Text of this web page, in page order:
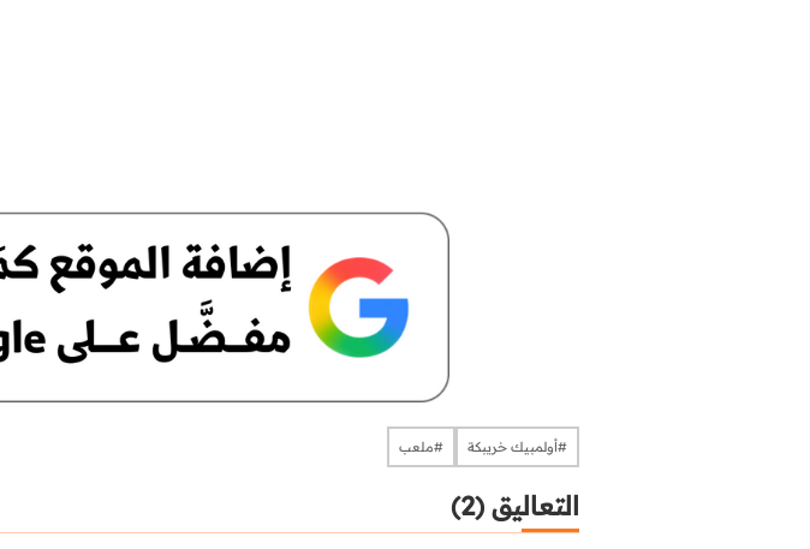
​​​​​​​​#أولمبيك خريبكة #ملعب
التعاليق (2)